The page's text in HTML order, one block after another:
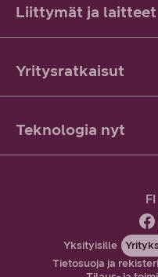
Liittymät ja laitteet
Yritysratkaisut
Teknologia nyt
FI
Yksityisille
Tietosuoja ja